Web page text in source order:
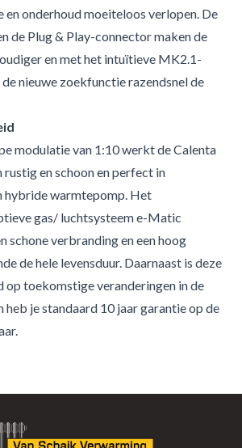
onderhoud moeiteloos verlopen. De
de Plug & Play-connector maken de
en met het intuïtieve MK2.1-
nieuwe zoekfunctie razendsnel de
modulatie van 1:10 werkt de Calenta
en schoon en perfect in
hybride warmtepomp. Het
gas/ luchtsysteem e-Matic
schone verbranding en een hoog
de hele levensduur. Daarnaast is deze
toekomstige veranderingen in de
heb je standaard 10 jaar garantie op de